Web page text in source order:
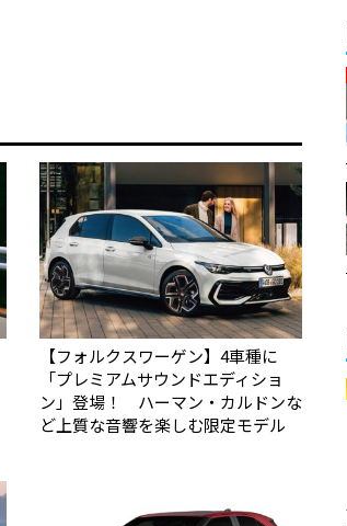
【フォルクスワーゲン】4車種に
「プレミアムサウンドエディショ
ン」登場！ ハーマン・カルドンな
ど上質な音響を楽しむ限定モデル